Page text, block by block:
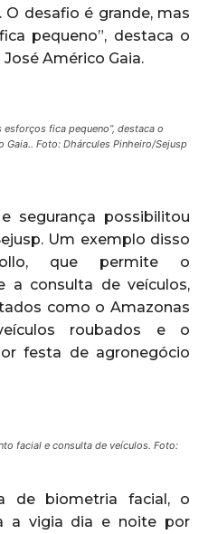
desafio é grande, mas
pequeno”, destaca o
Américo Gaia.
fica pequeno”, destaca o
Foto: Dhárcules Pinheiro/Sejusp
segurança possibilitou
Um exemplo disso
que permite o
a consulta de veículos,
como o Amazonas
roubados e o
festa de agronegócio
facial e consulta de veículos. Foto:
de biometria facial, o
a vigia dia e noite por